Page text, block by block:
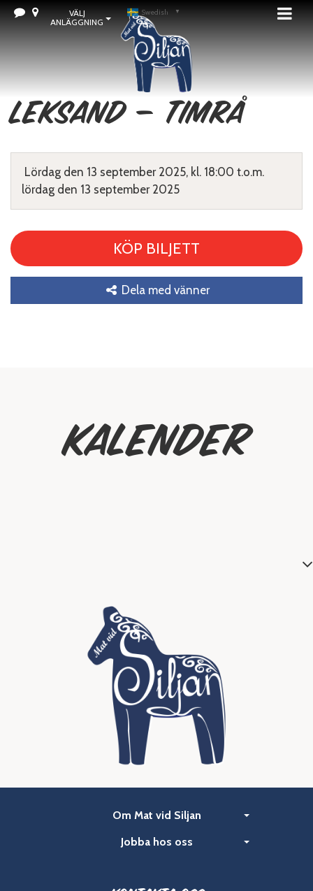
VÄLJ
ANLÄGGNING
Swedish ▼
Leksand – Timrå
Lördag den 13 september 2025, kl. 18:00 t.o.m.
lördag den 13 september 2025
KÖP BILJETT
Dela med vänner
Kalender
Om Mat vid Siljan
Jobba hos oss